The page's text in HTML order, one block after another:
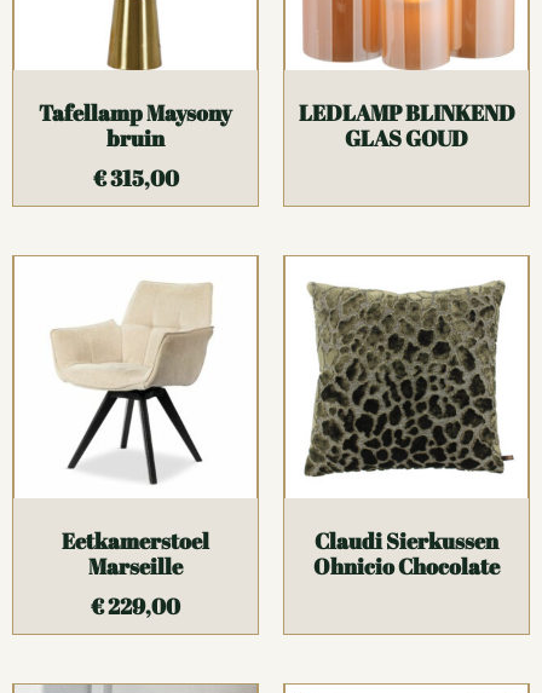
Tafellamp Maysony
bruin
€315,00
LEDLAMP BLINKEND
GLAS GOUD
Eetkamerstoel
Marseille
€229,00
Claudi Sierkussen
Ohnicio Chocolate